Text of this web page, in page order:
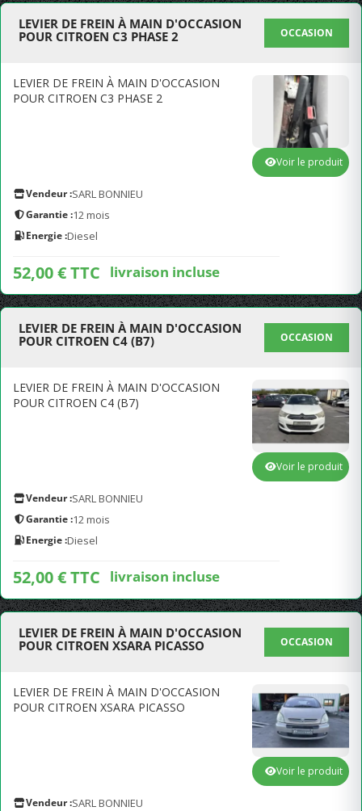
LEVIER DE FREIN À MAIN D'OCCASION
POUR CITROEN C3 PHASE 2
OCCASION
LEVIER DE FREIN À MAIN D'OCCASION
POUR CITROEN C3 PHASE 2
Vendeur :SARL BONNIEU
Garantie :12 mois
Energie :Diesel
52,00 € TTC livraison incluse
Voir le produit
LEVIER DE FREIN À MAIN D'OCCASION
POUR CITROEN C4 (B7)
OCCASION
LEVIER DE FREIN À MAIN D'OCCASION
POUR CITROEN C4 (B7)
Vendeur :SARL BONNIEU
Garantie :12 mois
Energie :Diesel
52,00 € TTC livraison incluse
Voir le produit
LEVIER DE FREIN À MAIN D'OCCASION
POUR CITROEN XSARA PICASSO
OCCASION
LEVIER DE FREIN À MAIN D'OCCASION
POUR CITROEN XSARA PICASSO
Vendeur :SARL BONNIEU
Voir le produit